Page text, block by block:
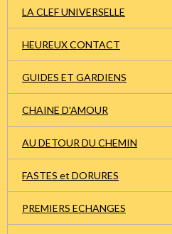
LA CLEF UNIVERSELLE
HEUREUX CONTACT
GUIDES ET GARDIENS
CHAINE D'AMOUR
AU DETOUR DU CHEMIN
FASTES et DORURES
PREMIERS ECHANGES